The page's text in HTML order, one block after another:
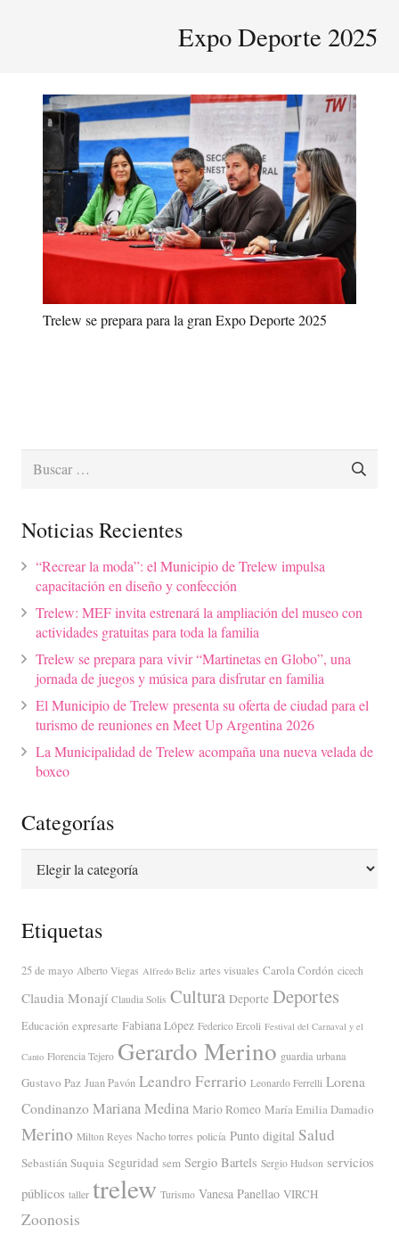
Expo Deporte 2025
Trelew se prepara para la gran Expo Deporte 2025
Buscar:
Noticias Recientes
“Recrear la moda”: el Municipio de Trelew impulsa
capacitación en diseño y confección
Trelew: MEF invita estrenará la ampliación del museo con
actividades gratuitas para toda la familia
Trelew se prepara para vivir “Martinetas en Globo”, una
jornada de juegos y música para disfrutar en familia
El Municipio de Trelew presenta su oferta de ciudad para el
turismo de reuniones en Meet Up Argentina 2026
La Municipalidad de Trelew acompaña una nueva velada de
boxeo
Categorías
Categorías
Etiquetas
25 de mayo Alberto Viegas Alfredo Beliz artes visuales Carola Cordón cicech
Claudia Monají Claudia Solis Cultura Deporte Deportes
Educación expresarte Fabiana López Federico Ercoli Festival del Carnaval y el
Canto Florencia Tejero Gerardo Merino guardia urbana
Gustavo Paz Juan Pavón Leandro Ferrario Leonardo Ferrelli Lorena
Condinanzo Mariana Medina Mario Romeo María Emilia Damadio
Merino Milton Reyes Nacho torres policía Punto digital Salud
Sebastián Suquia Seguridad sem Sergio Bartels Sergio Hudson servicios
públicos taller trelew Turismo Vanesa Panellao VIRCH
Zoonosis